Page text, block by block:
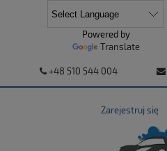
+48 510 544 004
Zarejestruj się
Powered by
Translate